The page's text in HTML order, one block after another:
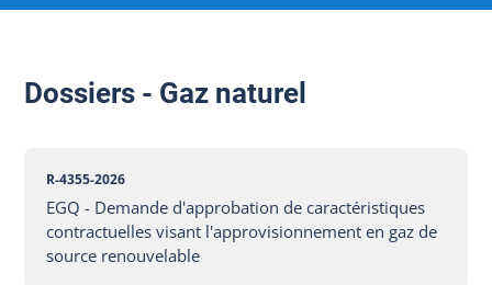
Dossiers - Gaz naturel
R-4355-2026
EGQ - Demande d'approbation de caractéristiques
contractuelles visant l'approvisionnement en gaz de
source renouvelable